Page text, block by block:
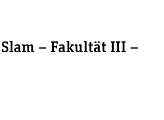
– Fakultät III –